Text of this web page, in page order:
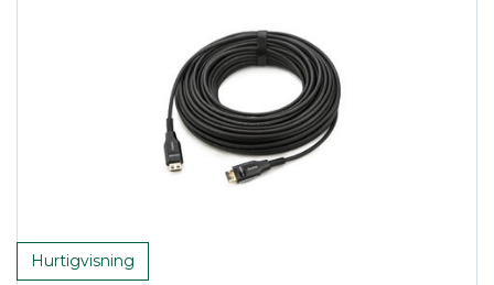
Hurtigvisning